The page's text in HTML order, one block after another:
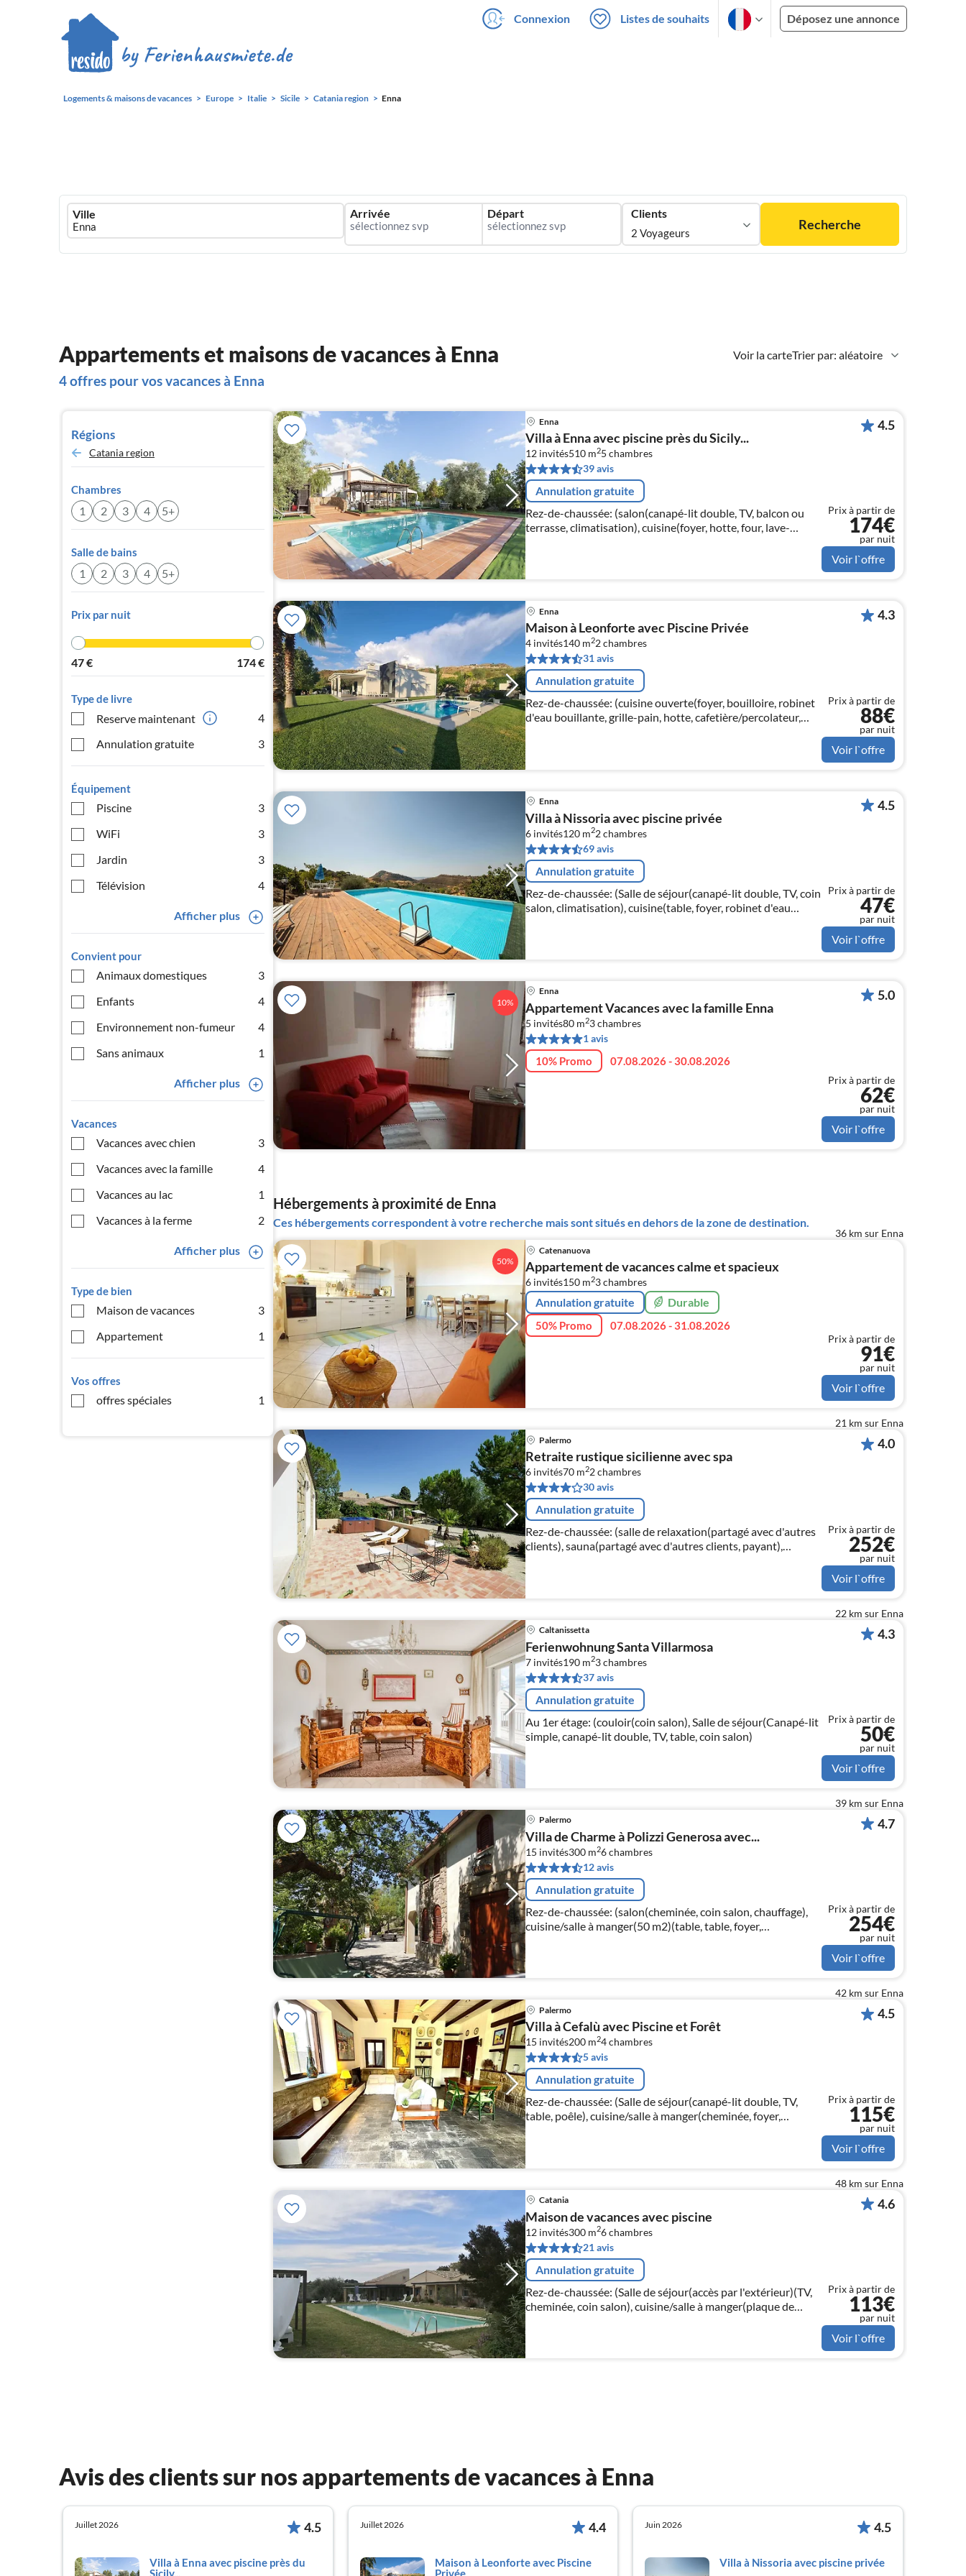
Connexion Listes de souhaits Déposez une annonce
Logements & maisons de vacances Europe Italie Sicile Catania region Enna
Ferienhausmiete
logo
Ville Arrivée Départ Clients
2 Voyageurs
Recherche
Voir la carteTrier par: aléatoire
Appartements et maisons de vacances à Enna
4 offres pour vos vacances à Enna
Régions
Catania region
Chambres
1 2 3 4 5+
Salle de bains
1 2 3 4 5+
Prix par nuit
47€ 174€
Type de livre
Reserve maintenant
4
Annulation gratuite
3
Équipement
Piscine
3
WiFi
3
Jardin
3
Télévision
4
Afficher plus
Convient pour
Animaux domestiques
3
Enfants
4
Environnement non-fumeur
4
Sans animaux
1
Afficher plus
Vacances
Vacances avec chien
3
Vacances avec la famille
4
Vacances au lac
1
Vacances à la ferme
2
Afficher plus
Type de bien
Maison de vacances
3
Appartement
1
Vos offres
offres spéciales 1
Enna
Villa à Enna avec piscine près du Sicily...
12 invités510 m25 chambres
39 avis
Annulation gratuite
Rez-de-chaussée: (salon(canapé-lit double, TV, balcon ou
terrasse, climatisation), cuisine(foyer, hotte, four, lave-
vaisselle , combinaison réfrigérateur/congélateur)
4.5
Prix à partir de
174€
par nuit
Voir l`offre
Enna
Maison à Leonforte avec Piscine Privée
4 invités140 m22chambres
31 avis
Annulation gratuite
Rez-de-chaussée: (cuisine ouverte(foyer, bouilloire, robinet
d'eau bouillante, grille-pain, hotte, cafetière/percolateur,
four, micro ondes, lave-vaisselle , combinaison réfrigérat...
4.3
Prix à partir de
88€
par nuit
Voir l`offre
Enna
Villa à Nissoria avec piscine privée
6 invités120 m22chambres
69 avis
Annulation gratuite
Rez-de-chaussée: (Salle de séjour(canapé-lit double, TV, coin
salon, climatisation), cuisine(table, foyer, robinet d'eau
bouillante, plaque de cuisson, hotte, cafetière/percolateur...
4.5
Prix à partir de
47€
par nuit
Voir l`offre
10%
Enna
Appartement Vacances avec la famille Enna
5 invités80 m23chambres
1 avis
10% Promo 07.08.2026 - 30.08.2026
5.0
Prix à partir de
62€
par nuit
Voir l`offre
Hébergements à proximité de Enna
Ces hébergements correspondent à votre recherche mais sont situés en dehors de la zone de destination.
50%
36 km sur Enna
Catenanuova
Appartement de vacances calme et spacieux
6 invités150 m23chambres
Annulation gratuite Durable
50% Promo 07.08.2026 - 31.08.2026
Prix à partir de
91€
par nuit
Voir l`offre
21 km sur Enna
Palermo
Retraite rustique sicilienne avec spa
6 invités70 m22chambres
30 avis
Annulation gratuite
Rez-de-chaussée: (salle de relaxation(partagé avec d'autres
clients), sauna(partagé avec d'autres clients, payant),
hammam(partagé avec d'autres clients, payant)
4.0
Prix à partir de
252€
par nuit
Voir l`offre
22 km sur Enna
Caltanissetta
Ferienwohnung Santa Villarmosa
7 invités190 m23chambres
37 avis
Annulation gratuite
Au 1er étage: (couloir(coin salon), Salle de séjour(Canapé-lit
simple, canapé-lit double, TV, table, coin salon)
4.3
Prix à partir de
50€
par nuit
Voir l`offre
39 km sur Enna
Palermo
Villa de Charme à Polizzi Generosa avec...
15 invités300 m26chambres
12 avis
Annulation gratuite
Rez-de-chaussée: (salon(cheminée, coin salon, chauffage),
cuisine/salle à manger(50 m2)(table, table, foyer,
combinaison réfrigérateur/congélateur, chauffage)
4.7
Prix à partir de
254€
par nuit
Voir l`offre
42 km sur Enna
Palermo
Villa à Cefalù avec Piscine et Forêt
15 invités200 m24chambres
5 avis
Annulation gratuite
Rez-de-chaussée: (Salle de séjour(canapé-lit double, TV,
table, poêle), cuisine/salle à manger(cheminée, foyer,
bouilloire, grille-pain, hotte, cafetière/percolateur, machine à
caf...
4.5
Prix à partir de
115€
par nuit
Voir l`offre
48 km sur Enna
Catania
Maison de vacances avec piscine
12 invités300 m26chambres
21 avis
Annulation gratuite
Rez-de-chaussée: (Salle de séjour(accès par l'extérieur)(TV,
cheminée, coin salon), cuisine/salle à manger(plaque de
cuisson(4 foyers)
4.6
Prix à partir de
113€
par nuit
Voir l`offre
Avis des clients sur nos appartements de vacances à Enna
Juillet 2026 4.5
Villa à Enna avec piscine près du
Sicily...
Juillet 2026 4.4
Maison à Leonforte avec Piscine
Privée
Juin 2026 4.5
Villa à Nissoria avec piscine privée